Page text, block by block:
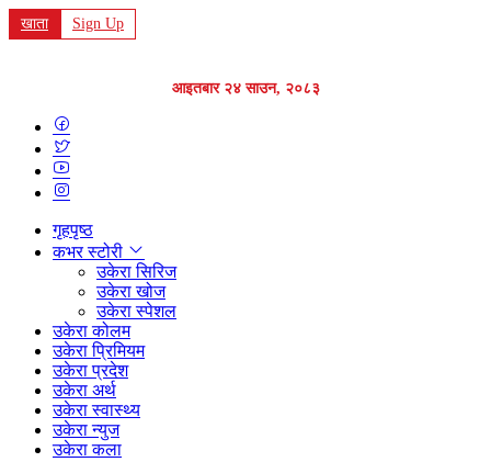
खाता Sign Up
आइतबार २४ साउन, २०८३
गृहपृष्ठ
कभर स्टोरी
उकेरा सिरिज
उकेरा खोज
उकेरा स्पेशल
उकेरा कोलम
उकेरा प्रिमियम
उकेरा प्रदेश
उकेरा अर्थ
उकेरा स्वास्थ्य
उकेरा न्युज
उकेरा कला